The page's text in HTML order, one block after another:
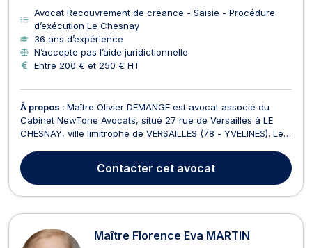
Avocat Recouvrement de créance - Saisie - Procédure
d’exécution Le Chesnay
36 ans d’expérience
N’accepte pas l’aide juridictionnelle
Entre 200 € et 250 € HT
À propos : Maître Olivier DEMANGE est avocat associé du
Cabinet NewTone Avocats, situé 27 rue de Versailles à LE
CHESNAY, ville limitrophe de VERSAILLES (78 - YVELINES). Le
l'immobilier et de la construction (litiges afférents à la
signature des ventes immobilières, litiges de constru...
Contacter cet avocat
Maître Florence Eva MARTIN